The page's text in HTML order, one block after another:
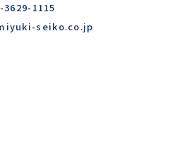
3629-1115
seiko.co.jp